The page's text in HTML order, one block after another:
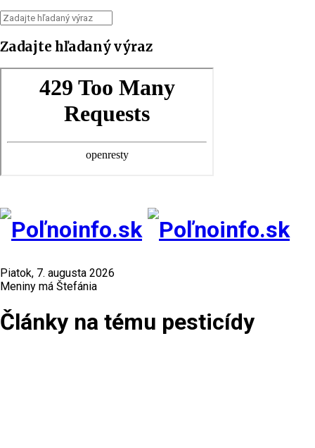
Zadajte hľadaný výraz
Piatok, 7. augusta 2026
Meniny má Štefánia
Články na tému pesticídy